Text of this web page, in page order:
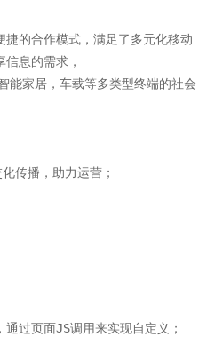
的合作模式，满足了多元化移动
息的需求，
能家居，车载等多类型终端的社会
传播，助力运营；
过页面JS调用来实现自定义；